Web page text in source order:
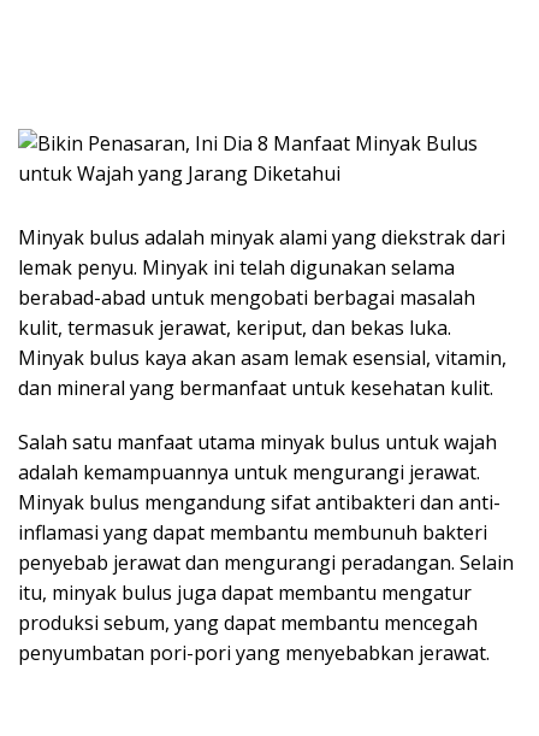
Minyak bulus adalah minyak alami yang diekstrak dari
lemak penyu. Minyak ini telah digunakan selama
berabad-abad untuk mengobati berbagai masalah
kulit, termasuk jerawat, keriput, dan bekas luka.
Minyak bulus kaya akan asam lemak esensial, vitamin,
dan mineral yang bermanfaat untuk kesehatan kulit.
Salah satu manfaat utama minyak bulus untuk wajah
adalah kemampuannya untuk mengurangi jerawat.
Minyak bulus mengandung sifat antibakteri dan anti-
inflamasi yang dapat membantu membunuh bakteri
penyebab jerawat dan mengurangi peradangan. Selain
itu, minyak bulus juga dapat membantu mengatur
produksi sebum, yang dapat membantu mencegah
penyumbatan pori-pori yang menyebabkan jerawat.